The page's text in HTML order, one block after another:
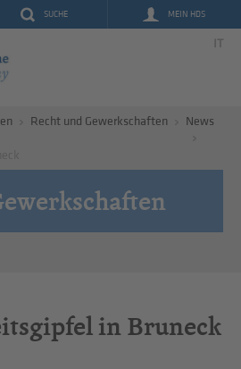
SUCHE MEIN HDS
IT
Recht und Gewerkschaften News
in Bruneck